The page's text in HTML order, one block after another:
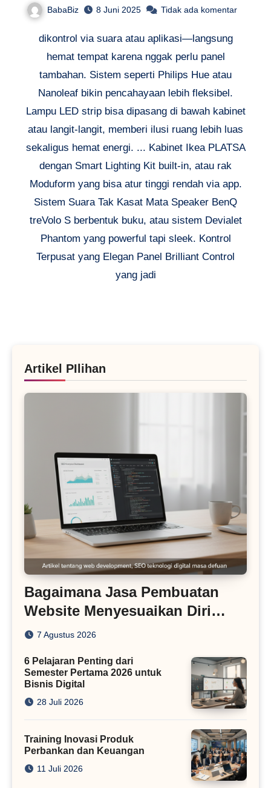
BabaBiz 8 Juni 2025 Tidak ada komentar
dikontrol via suara atau aplikasi—langsung
hemat tempat karena nggak perlu panel
tambahan. Sistem seperti Philips Hue atau
Nanoleaf bikin pencahayaan lebih fleksibel.
Lampu LED strip bisa dipasang di bawah kabinet
atau langit-langit, memberi ilusi ruang lebih luas
sekaligus hemat energi. ... Kabinet Ikea PLATSA
dengan Smart Lighting Kit built-in, atau rak
Moduform yang bisa atur tinggi rendah via app.
Sistem Suara Tak Kasat Mata Speaker BenQ
treVolo S berbentuk buku, atau sistem Devialet
Phantom yang powerful tapi sleek. Kontrol
Terpusat yang Elegan Panel Brilliant Control
yang jadi
Artikel PIlihan
Bagaimana Jasa Pembuatan
Website Menyesuaikan Diri
dengan Algoritma SEO Masa
7 Agustus 2026
6 Pelajaran Penting dari
Semester Pertama 2026 untuk
Bisnis Digital
28 Juli 2026
Training Inovasi Produk
Perbankan dan Keuangan
11 Juli 2026